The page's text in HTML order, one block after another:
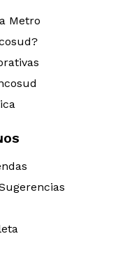
Metro